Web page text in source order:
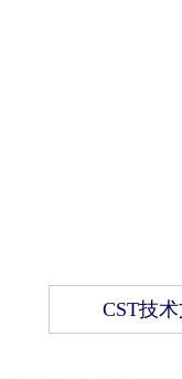
CST技